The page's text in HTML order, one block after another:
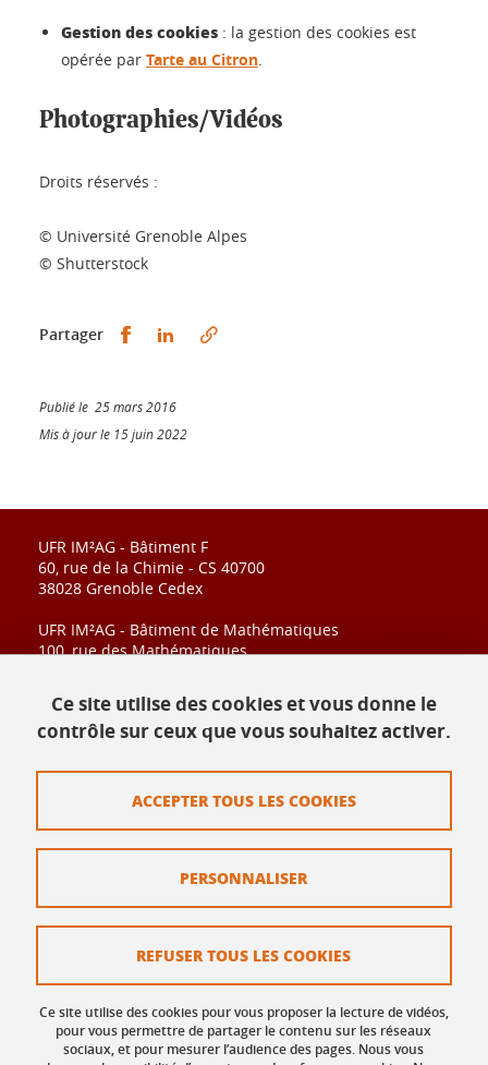
Gestion des cookies : la gestion des cookies est
opérée par Tarte au Citron.
Photographies/Vidéos
Droits réservés :
© Université Grenoble Alpes
© Shutterstock
Partager Partager sur Facebook
Partager sur LinkedIn
Publié le 25 mars 2016
Mis à jour le 15 juin 2022
UFR IM²AG - Bâtiment F
60, rue de la Chimie - CS 40700
38028 Grenoble Cedex
UFR IM²AG - Bâtiment de Mathématiques
100, rue des Mathématiques
38028 Grenoble Cedex
Contact
Mentions légales
Politique des Cookies
Gestion des cookies
Ce site utilise des cookies et vous donne le
contrôle sur ceux que vous souhaitez activer.
Ce site utilise des cookies pour vous proposer la lecture de vidéos,
pour vous permettre de partager le contenu sur les réseaux
sociaux, et pour mesurer l’audience des pages. Nous vous
ACCEPTER TOUS LES COOKIES
REFUSER TOUS LES COOKIES
PERSONNALISER